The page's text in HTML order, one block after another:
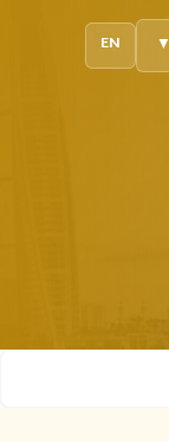
EN ▼